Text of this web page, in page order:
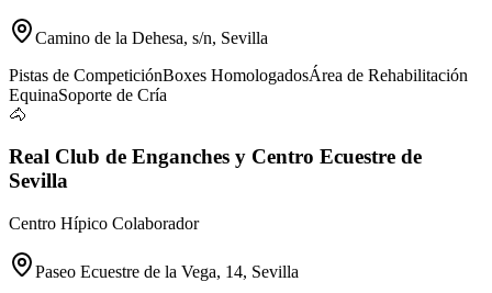
Camino de la Dehesa, s/n, Sevilla
Pistas de CompeticiónBoxes HomologadosÁrea de Rehabilitación
EquinaSoporte de Cría
🐴
Real Club de Enganches y Centro Ecuestre de
Sevilla
Centro Hípico Colaborador
Paseo Ecuestre de la Vega, 14, Sevilla